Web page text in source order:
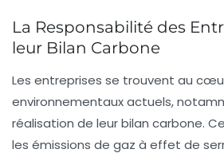
La Responsabilité des
leur Bilan Carbone
Les entreprises se trouvent au
environnementaux actuels,
réalisation de leurbilan carbone.
les émissions de gaz à effet de